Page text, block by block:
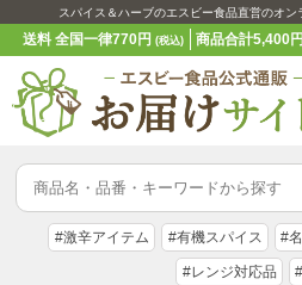
スパイス＆ハーブのエスビー食品直営のオン
送料 全国一律770円(税込) 商品合計5,400円
#激辛アイテム #有機スパイス #
#レンジ対応品